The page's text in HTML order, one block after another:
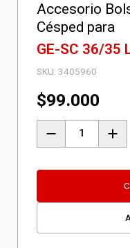
Accesorio
Césped para
GE-SC 36/35
SKU:3405960
$99.000
Accesorio
Bolsa
Césped